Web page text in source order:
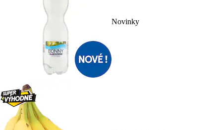
Novinky